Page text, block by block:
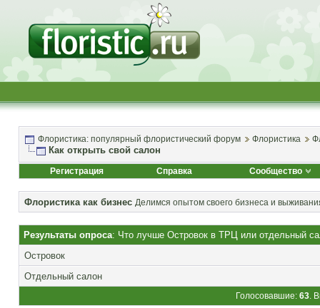
Флористика: популярный флористический форум Флористика
Как открыть свой салон
Регистрация Справка Сообщество
Флористика как бизнес Делимся опытом своего бизнеса и
Результаты опроса: Что лучше Островок в ТРЦ или отдельный
Островок
Отдельный салон
Голосовавшие: 63.